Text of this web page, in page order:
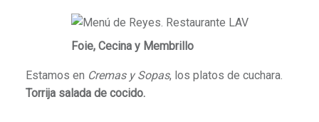
Foie, Cecina y Membrillo
Estamos en Cremas y Sopas, los platos de cuchara.
Torrija salada de cocido.